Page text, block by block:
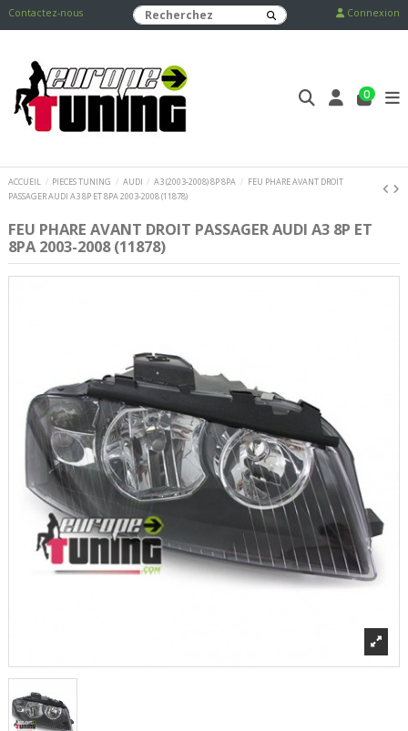
Contactez-nous Connexion
0
ACCUEIL PIECES TUNING AUDI A3 (2003-2008) 8P 8PA
FEU PHARE AVANT DROIT
PASSAGER AUDI A3 8P ET 8PA 2003-2008 (11878)
FEU PHARE AVANT DROIT PASSAGER AUDI A3 8P ET
8PA 2003-2008 (11878)